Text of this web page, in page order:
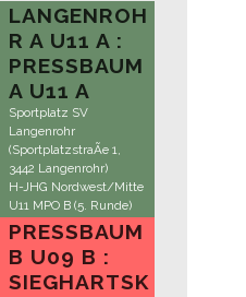
LANGENROH
R A U11 A :
PRESSBAUM
A U11 A
Sportplatz SV
Langenrohr
(SportplatzstraÃe 1,
3442 Langenrohr)
H-JHG Nordwest/Mitte
U11 MPO B (5. Runde)
PRESSBAUM
B U09 B :
SIEGHARTSK